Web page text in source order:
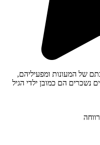
של המעונות ומפעיליהם,
נשכרים הם כמובן ילדי הגיל